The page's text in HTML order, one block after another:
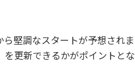
堅調なスタートが予想されま
更新できるかがポイントとな